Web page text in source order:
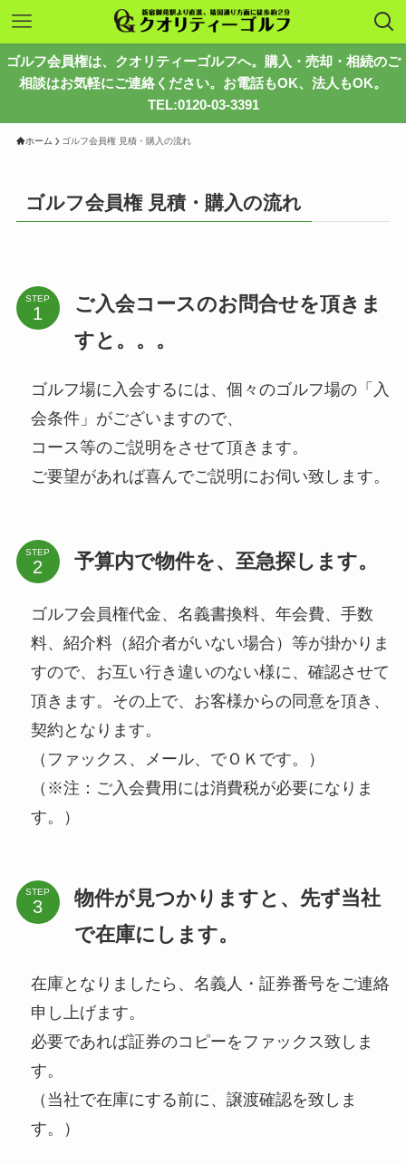
ゴルフ会員権は、クオリティーゴルフへ。購入・売却・相続のご
相談はお気軽にご連絡ください。お電話もOK、法人もOK。
TEL:0120-03-3391
ホーム ゴルフ会員権 見積・購入の流れ
ゴルフ会員権 見積・購入の流れ
STEP
ご入会コースのお問合せを頂きま
すと。。。
ゴルフ場に入会するには、個々のゴルフ場の「入
会条件」がございますので、
コース等のご説明をさせて頂きます。
ご要望があれば喜んでご説明にお伺い致します。
STEP 予算内で物件を、至急探します。
ゴルフ会員権代金、名義書換料、年会費、手数
料、紹介料（紹介者がいない場合）等が掛かりま
すので、お互い行き違いのない様に、確認させて
頂きます。その上で、お客様からの同意を頂き、
契約となります。
（ファックス、メール、でＯＫです。）
（※注：ご入会費用には消費税が必要になりま
す。）
STEP
物件が見つかりますと、先ず当社
で在庫にします。
在庫となりましたら、名義人・証券番号をご連絡
申し上げます。
必要であれば証券のコピーをファックス致しま
す。
（当社で在庫にする前に、譲渡確認を致しま
す。）